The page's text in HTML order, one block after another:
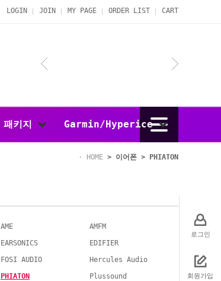
로그인
회원가입
LOGIN JOIN MY PAGE ORDER LIST CART
패키지 Garmin/Hyperice
HOME > 이어폰 > PHIATON
AME
AMFM
EARSONICS
EDIFIER
FOSI AUDIO
Hercules Audio
PHIATON
Plussound